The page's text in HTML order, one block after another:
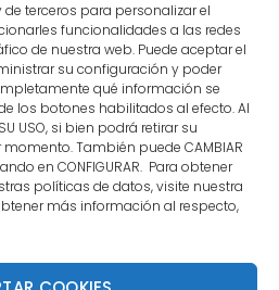
terceros para personalizar el
funcionalidades a las redes
de nuestra web. Puede aceptar el
su configuración y poder
qué información se
los botones habilitados al efecto. Al
USO, si bien podrá retirar su
También puede CAMBIAR
en CONFIGURAR. Para obtener
políticas de datos, visite nuestra
más información al respecto,